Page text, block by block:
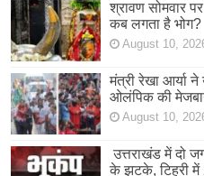
श्रावण सोमवार
कब लगता है भोग?
August 10,
मंत्री रेखा आर्या
ओलंपिक की
August 10,
उत्तराखंड में दो
के झटके, टिहरी में